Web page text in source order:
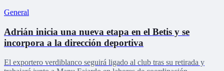
General
Adrián inicia una nueva etapa en el Betis y se
incorpora a la dirección deportiva
El exportero verdiblanco seguirá ligado al club tras su retirada y